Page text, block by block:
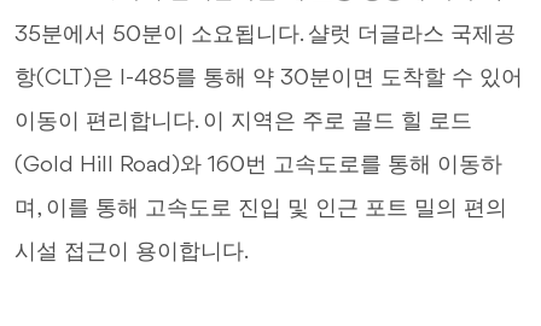
35분에서 50분이 소요됩니다. 샬럿 더글라스 국제공
항(CLT)은 I-485를 통해 약 30분이면 도착할 수 있어
이동이 편리합니다. 이 지역은 주로 골드 힐 로드
(Gold Hill Road)와 160번 고속도로를 통해 이동하
며, 이를 통해 고속도로 진입 및 인근 포트 밀의 편의
시설 접근이 용이합니다.